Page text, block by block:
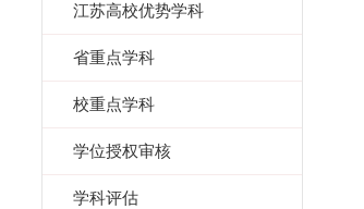
江苏高校优势学科
省重点学科
校重点学科
学位授权审核
学科评估